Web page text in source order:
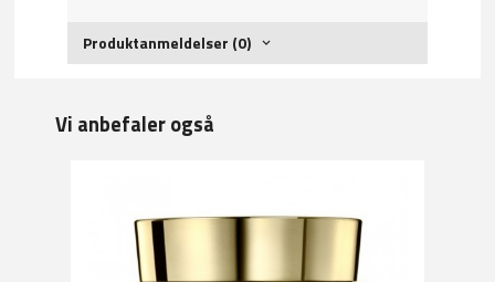
Produktanmeldelser (0)
Vi anbefaler også